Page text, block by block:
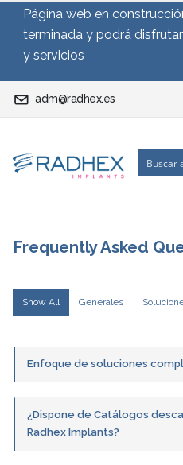
Página web en
terminada y podrá
y servicios
adm@radhex.es
Frequently Asked
Show All Generales
Enfoque de soluciones
¿Dispone de Catálogos
Radhex Implants?